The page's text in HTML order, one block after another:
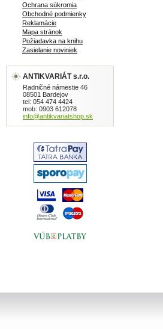
Ochrana súkromia
Obchodné podmienky
Reklamácie
Mapa stránok
Požiadavka na knihu
Zasielanie noviniek
ANTIKVARIÁT s.r.o.
Radničné námestie 46
08501 Bardejov
tel: 054 474 4424
mob: 0903 612078
info@antikvariatshop.sk